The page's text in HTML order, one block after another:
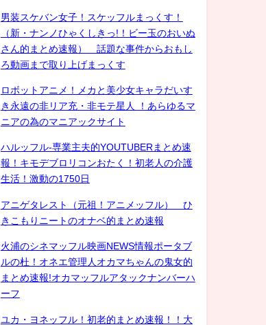
男装スケバン女子！スケッフルまっくす！
（新・ナンノひゃくしきっ!！ビー玉のおいぬ
さん的まとめ速報） 話題な事件からおもし
ろ動画まで取り上げまっくす
ロボットアニメ！メカと美少女キャラだいす
き永遠の非リア充・非モテ星人 ！あらゆるマ
ニアの為のマニアックサイト
ハルッフル-専業主夫的YOUTUBERまとめ速
報！キモデブロリコンおたく！初老人の介護
生活！激動の1750日
アニゲタレスト（元祖！アニメッフル） ひ
きこもりニートのオナベ的まとめ速報
火浦のシネマッフル映画NEWS情報ポータブ
ルの杜！オネエ管理人オカマちゃんの鬼女的
まとめ速報!オカマッフルアタックナンバーハ
ーフ
ユカ・ヨネッフル！初老的まとめ速報！！大